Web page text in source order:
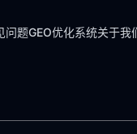
问题GEO优化系统关于我